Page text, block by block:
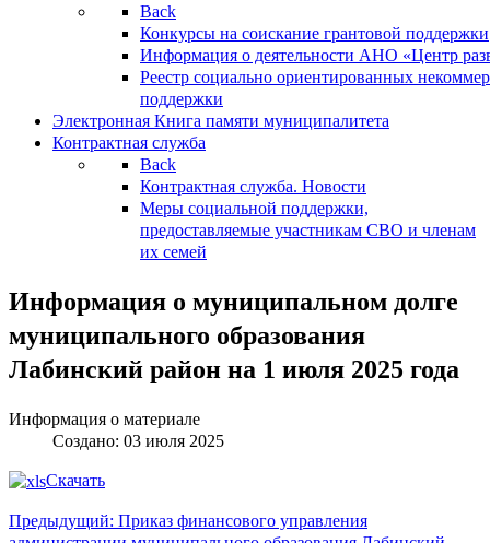
Back
Конкурсы на соискание грантовой поддержки
Информация о деятельности АНО «Центр
Реестр социально ориентированных
поддержки
Электронная Книга памяти муниципалитета
Контрактная служба
Back
Контрактная служба. Новости
Меры социальной поддержки,
предоставляемые участникам СВО и членам
их семей
Информация о муниципальном долге
муниципального образования
Лабинский район на 1 июля 2025 года
Информация о материале
Создано: 03 июля 2025
Скачать
Предыдущий: Приказ финансового управления